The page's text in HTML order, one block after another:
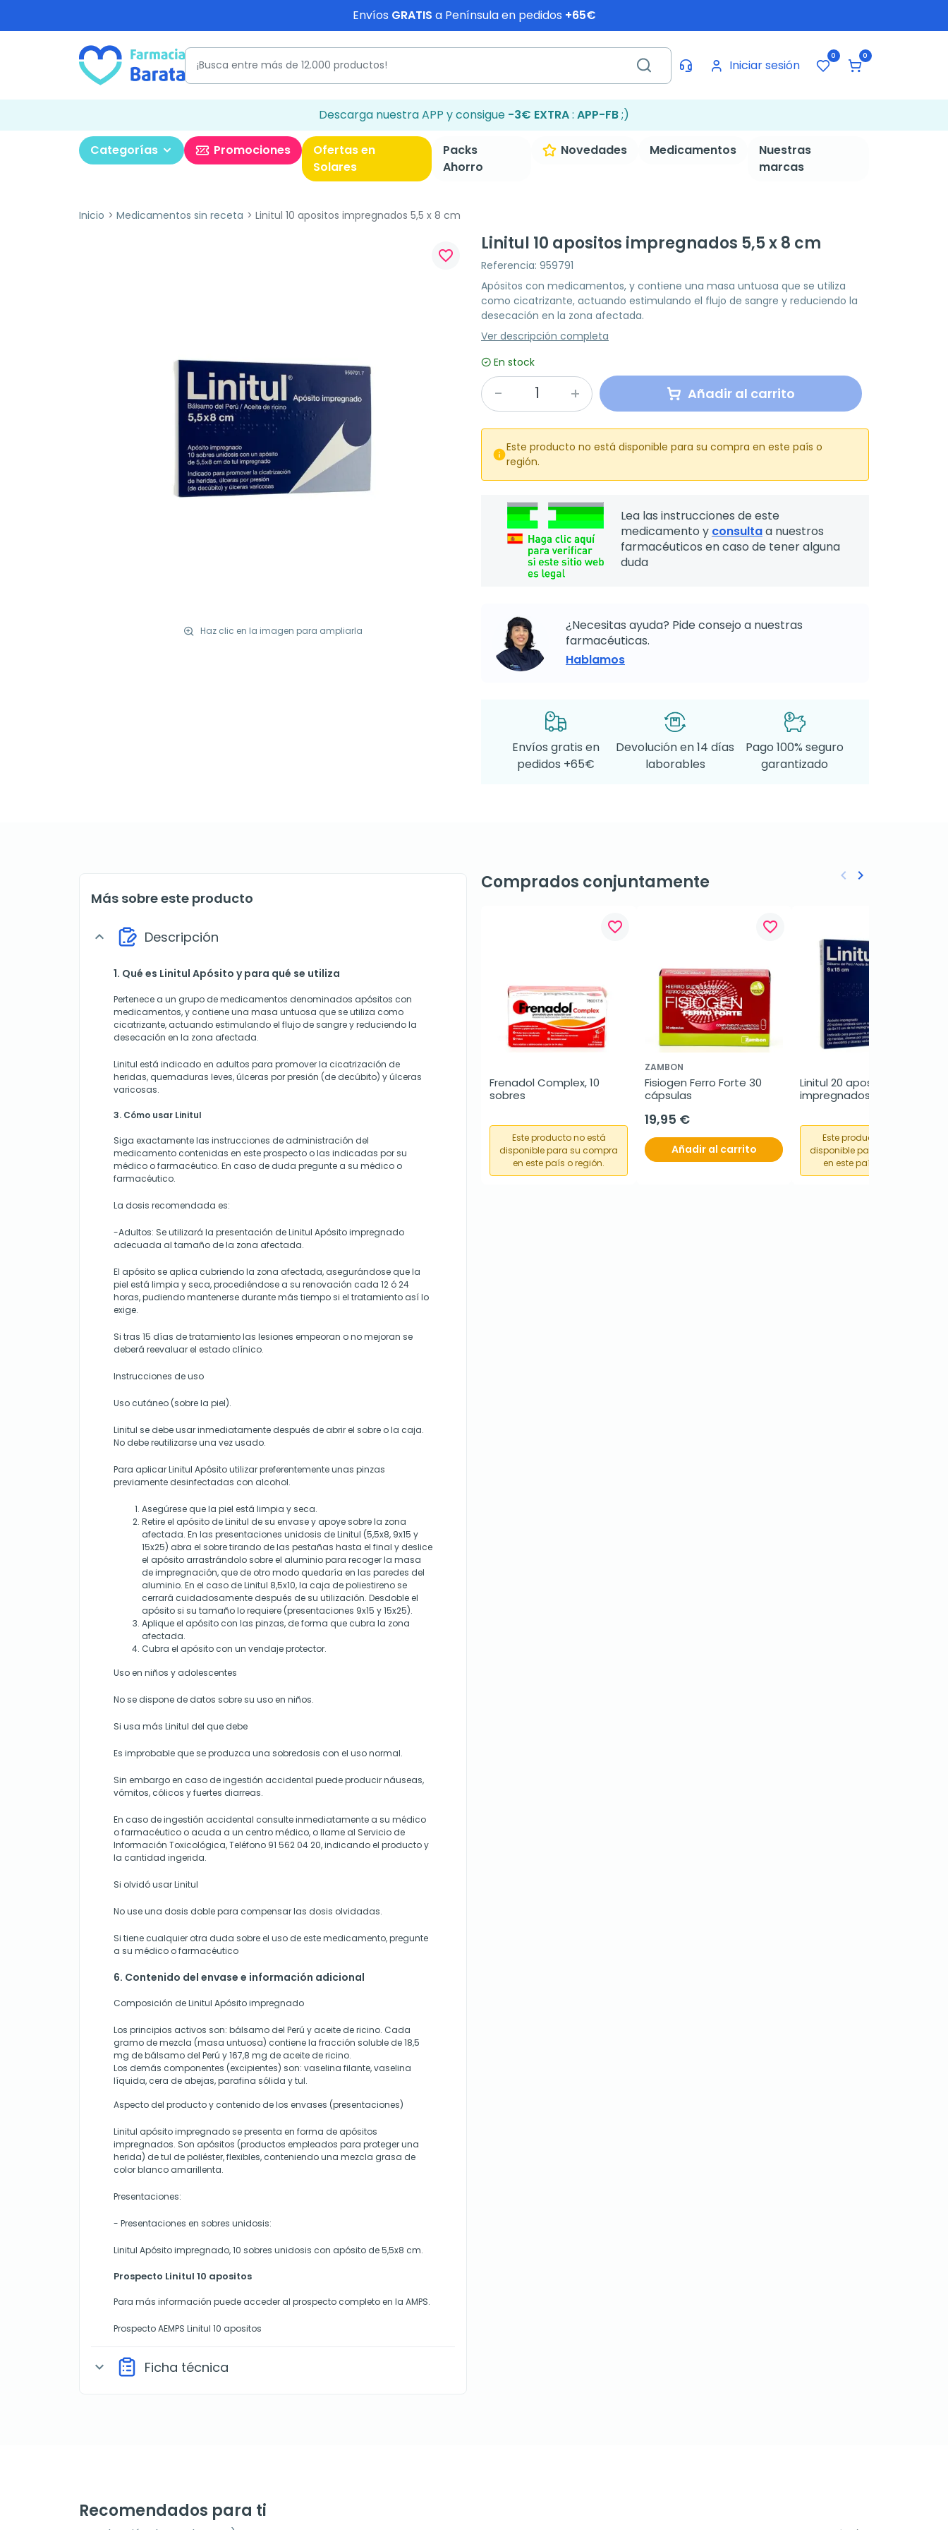
Envíos GRATIS a Península en pedidos +65€
Iniciar sesión
0 0
Descarga nuestra APP y consigue -3€ EXTRA: APP-FB;)
Categorías Promociones
Ofertas en
Solares
Packs
Ahorro
Novedades Medicamentos
Nuestras
marcas
Inicio Medicamentos sin receta Linitul 10 apositos impregnados 5,5 x 8 cm
Haz clic en la imagen para ampliarla
favorite_border
Linitul 10 apositos impregnados 5,5 x 8 cm
Referencia: 959791
Apósitos con medicamentos, y contiene una masa untuosa que se utiliza
como cicatrizante, actuando estimulando el flujo de sangre y reduciendo la
desecación en la zona afectada.
Ver descripción completa
En stock
Añadir al carrito

Este producto no está disponible para su compra en este país o
región.
Lea las instrucciones de este
medicamento y consultaa nuestros
farmacéuticos en caso de tener alguna
duda
¿Necesitas ayuda? Pide consejo a nuestras
farmacéuticas.
Hablamos
Envíos gratis en
pedidos +65€
Devolución en 14 días
laborables
Pago 100% seguro
garantizado
Más sobre este producto
expand_more Descripción
1. Qué es Linitul Apósito y para qué se utiliza
Pertenece a un grupo de medicamentos denominados apósitos con
medicamentos, y contiene una masa untuosa que se utiliza como
cicatrizante, actuando estimulando el flujo de sangre y reduciendo la
desecación en la zona afectada.
Linitul está indicado en adultos para promover la cicatrización de
heridas, quemaduras leves, úlceras por presión (de decúbito) y úlceras
varicosas.
3. Cómo usar Linitul
Siga exactamente las instrucciones de administración del
medicamento contenidas en este prospecto o las indicadas por su
médico o farmacéutico. En caso de duda pregunte a su médico o
farmacéutico.
La dosis recomendada es:
-Adultos: Se utilizará la presentación de Linitul Apósito impregnado
adecuada al tamaño de la zona afectada.
El apósito se aplica cubriendo la zona afectada, asegurándose que la
piel está limpia y seca, procediéndose a su renovación cada 12 ó 24
horas, pudiendo mantenerse durante más tiempo si el tratamiento así lo
exige.
Si tras 15 días de tratamiento las lesiones empeoran o no mejoran se
deberá reevaluar el estado clínico.
Instrucciones de uso
Uso cutáneo (sobre la piel).
Linitul se debe usar inmediatamente después de abrir el sobre o la caja.
No debe reutilizarse una vez usado.
Para aplicar Linitul Apósito utilizar preferentemente unas pinzas
previamente desinfectadas con alcohol.
Asegúrese que la piel está limpia y seca.
Retire el apósito de Linitul de su envase y apoye sobre la zona
afectada. En las presentaciones unidosis de Linitul (5,5x8, 9x15 y
15x25) abra el sobre tirando de las pestañas hasta el final y deslice
el apósito arrastrándolo sobre el aluminio para recoger la masa
de impregnación, que de otro modo quedaría en las paredes del
aluminio. En el caso de Linitul 8,5x10, la caja de poliestireno se
cerrará cuidadosamente después de su utilización. Desdoble el
apósito si su tamaño lo requiere (presentaciones 9x15 y 15x25).
Aplique el apósito con las pinzas, de forma que cubra la zona
afectada.
Cubra el apósito con un vendaje protector.
Uso en niños y adolescentes
No se dispone de datos sobre su uso en niños.
Si usa más Linitul del que debe
Es improbable que se produzca una sobredosis con el uso normal.
Sin embargo en caso de ingestión accidental puede producir náuseas,
vómitos, cólicos y fuertes diarreas.
En caso de ingestión accidental consulte inmediatamente a su médico
o farmacéutico o acuda a un centro médico, o llame al Servicio de
Información Toxicológica, Teléfono 91 562 04 20, indicando el producto y
la cantidad ingerida.
Si olvidó usar Linitul
No use una dosis doble para compensar las dosis olvidadas.
Si tiene cualquier otra duda sobre el uso de este medicamento, pregunte
a su médico o farmacéutico
6. Contenido del envase e información adicional
Composición de Linitul Apósito impregnado
Los principios activos son: bálsamo del Perú y aceite de ricino. Cada
gramo de mezcla (masa untuosa) contiene la fracción soluble de 18,5
mg de bálsamo del Perú y 167,8 mg de aceite de ricino.
Los demás componentes (excipientes) son: vaselina filante, vaselina
líquida, cera de abejas, parafina sólida y tul.
Aspecto del producto y contenido de los envases (presentaciones)
Linitul apósito impregnado se presenta en forma de apósitos
impregnados. Son apósitos (productos empleados para proteger una
herida) de tul de poliéster, flexibles, conteniendo una mezcla grasa de
color blanco amarillenta.
Presentaciones:
- Presentaciones en sobres unidosis:
Linitul Apósito impregnado, 10 sobres unidosis con apósito de 5,5x8 cm.
Prospecto Linitul 10 apositos
Para más información puede acceder al prospecto completo en la AMPS.
Prospecto AEMPS Linitul 10 apositos
expand_more Ficha técnica
Comprados conjuntamente
favorite_border
Frenadol Complex, 10
sobres
Este producto no está
disponible para su compra
en este país o región.
favorite_border
ZAMBON
Fisiogen Ferro Forte 30
cápsulas
19,95 €
Añadir al carrito
Linitul 20 apositos
impregnados 9 x 15 cm
Este producto no está
disponible para su compra
en este país o región.
Anterior
keyboard_arrow_left Siguiente
keyboard_arrow_right
Recomendados para ti